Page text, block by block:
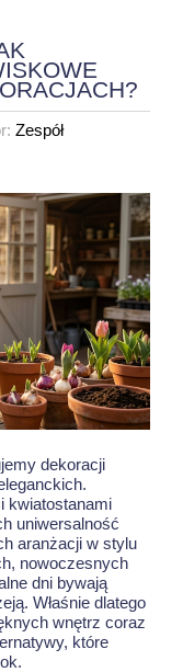
Zespół
dekoracji
kwiatostanami
uniwersalność
aranżacji w stylu
nowoczesnych
dni bywają
Właśnie dlatego
wnętrz coraz
które